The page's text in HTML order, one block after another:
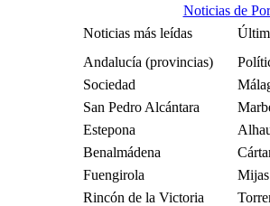
Noticias de
Noticias más leídas
Andalucía (provincias)
Sociedad
San Pedro Alcántara
Estepona
Benalmádena
Fuengirola
Mijas
Rincón de la Victoria